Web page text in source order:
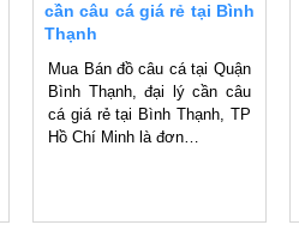
cần câu cá giá rẻ tại Bình
Thạnh
Mua Bán đồ câu cá tại Quận
Bình Thạnh, đại lý cần câu
cá giá rẻ tại Bình Thạnh, TP
Hồ Chí Minh là đơn…